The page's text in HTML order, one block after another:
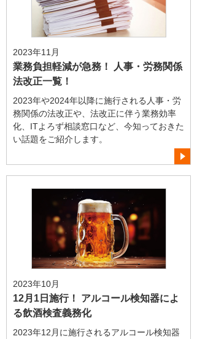
2023年11月
業務負担軽減が急務！ 人事・労務関係
法改正一覧！
2023年や2024年以降に施行される人事・労
務関係の法改正や、法改正に伴う業務効率
化、ITよろず相談窓口など、今知っておきた
い話題をご紹介します。
2023年10月
12月1日施行！ アルコール検知器によ
る飲酒検査義務化
2023年12月に施行されるアルコール検知器